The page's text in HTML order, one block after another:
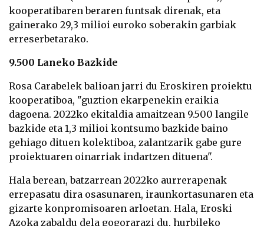
kooperatibaren beraren funtsak direnak, eta
gainerako 29,3 milioi euroko soberakin garbiak
erreserbetarako.
9.500 Laneko Bazkide
Rosa Carabelek balioan jarri du Eroskiren proiektu
kooperatiboa, "guztion ekarpenekin eraikia
dagoena. 2022ko ekitaldia amaitzean 9.500 langile
bazkide eta 1,3 milioi kontsumo bazkide baino
gehiago dituen kolektiboa, zalantzarik gabe gure
proiektuaren oinarriak indartzen dituena".
Hala berean, batzarrean 2022ko aurrerapenak
errepasatu dira osasunaren, iraunkortasunaren eta
gizarte konpromisoaren arloetan. Hala, Eroski
Azoka zabaldu dela gogorarazi du, hurbileko